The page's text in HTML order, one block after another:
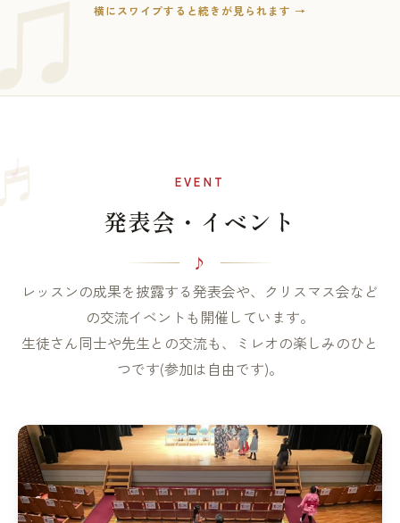
横にスワイプすると続きが見られます →
♩ EVENT
発表会・イベント
レッスンの成果を披露する発表会や、クリスマス会など
の交流イベントも開催しています。
生徒さん同士や先生との交流も、ミレオの楽しみのひと
つです(参加は自由です)。